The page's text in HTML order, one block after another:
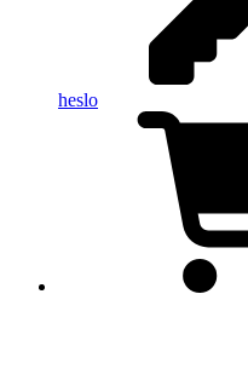
heslo